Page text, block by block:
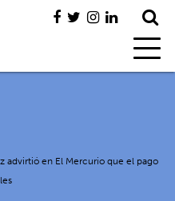
advirtió en El Mercurio que el pago